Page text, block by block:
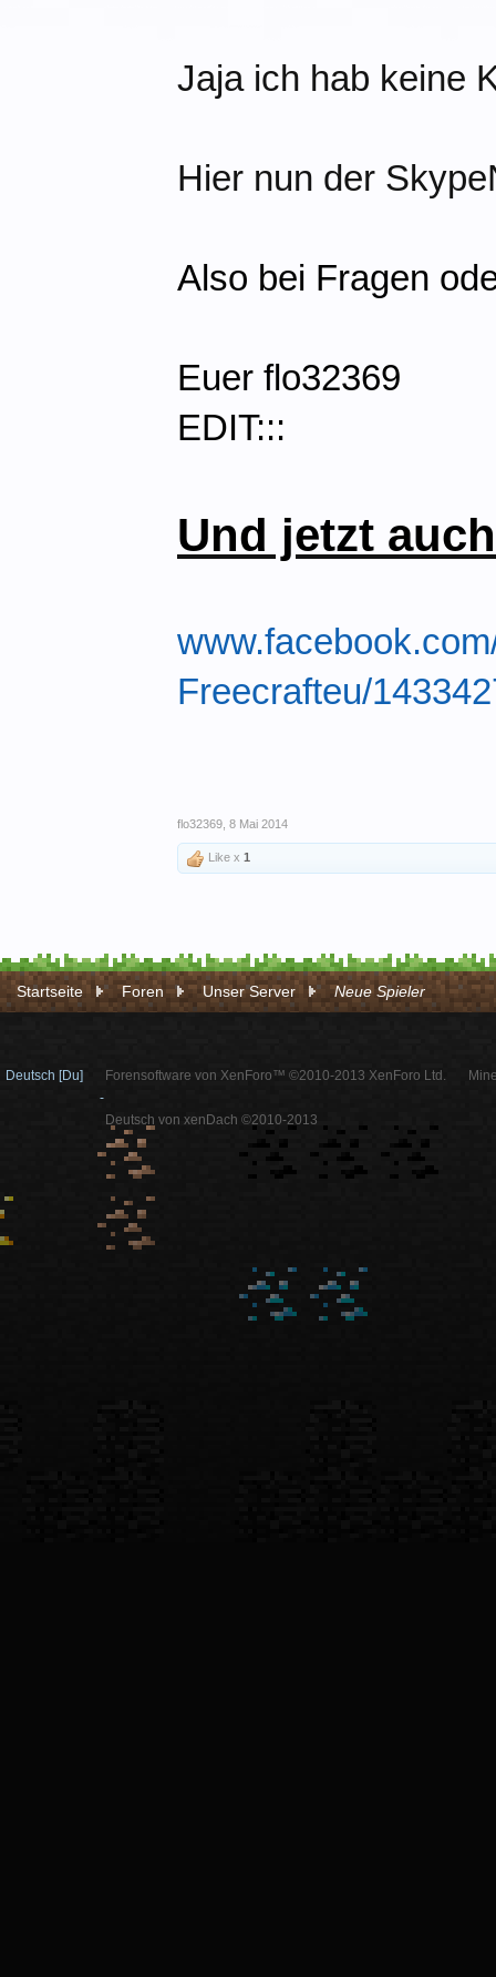
Jaja ich hab keine
Hier nun der
Also bei Fragen
Euer flo32369
EDIT:::
Und jetzt
Freecrafteu/
flo32369 8 Mai 2014
Like x 1
Startseite Foren Unser Server Neue Spieler
Deutsch [Du]
Forensoftware von XenForo™ ©2010-2013 XenForo Ltd.
-
Deutsch von xenDach ©2010-2013